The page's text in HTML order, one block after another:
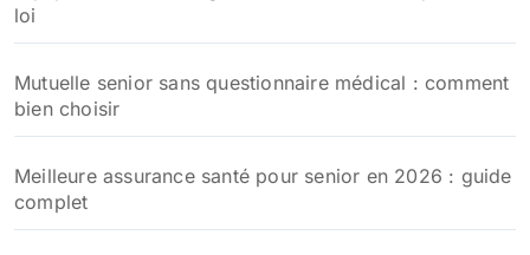
loi
Mutuelle senior sans questionnaire médical : comment
bien choisir
Meilleure assurance santé pour senior en 2026 : guide
complet